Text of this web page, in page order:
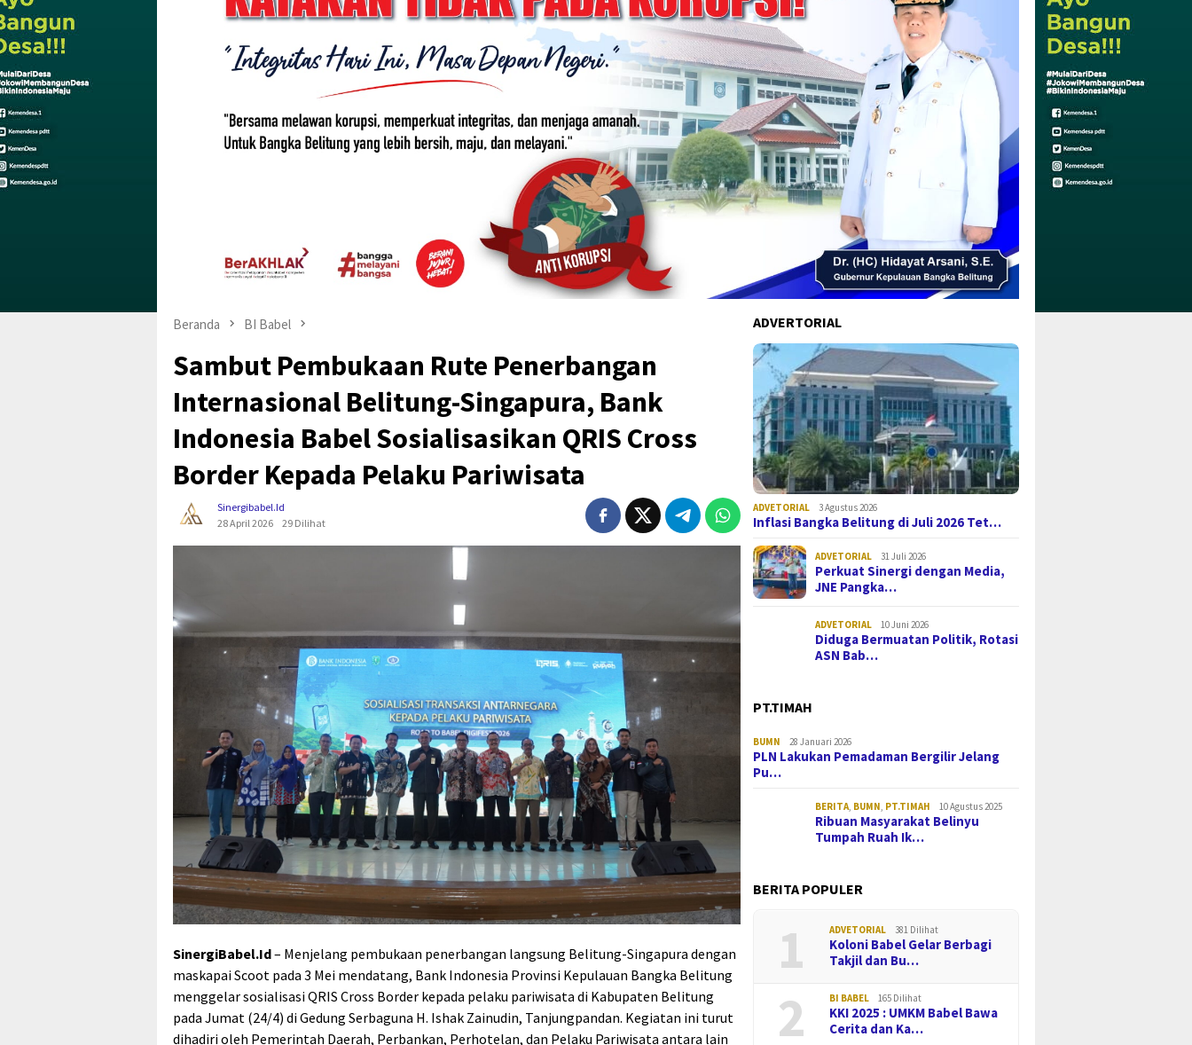
Beranda BI Babel
Sambut Pembukaan Rute Penerbangan
Internasional Belitung-Singapura, Bank
Indonesia Babel Sosialisasikan QRIS Cross
Border Kepada Pelaku Pariwisata
Sinergibabel.id
28 April 2026
29 Dilihat
SinergiBabel.Id– Menjelang pembukaan penerbangan langsung Belitung-Singapura dengan
maskapai Scoot pada 3 Mei mendatang, Bank Indonesia Provinsi Kepulauan Bangka Belitung
menggelar sosialisasi QRIS Cross Border kepada pelaku pariwisata di Kabupaten Belitung
pada Jumat (24/4) di Gedung Serbaguna H. Ishak Zainudin, Tanjungpandan. Kegiatan ini turut
dihadiri oleh Pemerintah Daerah, Perbankan, Perhotelan, dan Pelaku Pariwisata antara lain
ADVERTORIAL
ADVETORIAL 3 Agustus 2026
Inflasi Bangka Belitung di Juli 2026 Tet…
ADVETORIAL 31 Juli 2026
Perkuat Sinergi dengan Media,
JNE Pangka…
ADVETORIAL 10 Juni 2026
Diduga Bermuatan Politik, Rotasi
ASN Bab…
PT.TIMAH
BUMN 28 Januari 2026
PLN Lakukan Pemadaman Bergilir Jelang
Pu…
BERITA BUMN PT.TIMAH 10 Agustus 2025
Ribuan Masyarakat Belinyu
Tumpah Ruah Ik…
BERITA POPULER
1 ADVETORIAL 381 Dilihat
Koloni Babel Gelar Berbagi
Takjil dan Bu…
2 BI BABEL 165 Dilihat
KKI 2025 : UMKM Babel Bawa
Cerita dan Ka…